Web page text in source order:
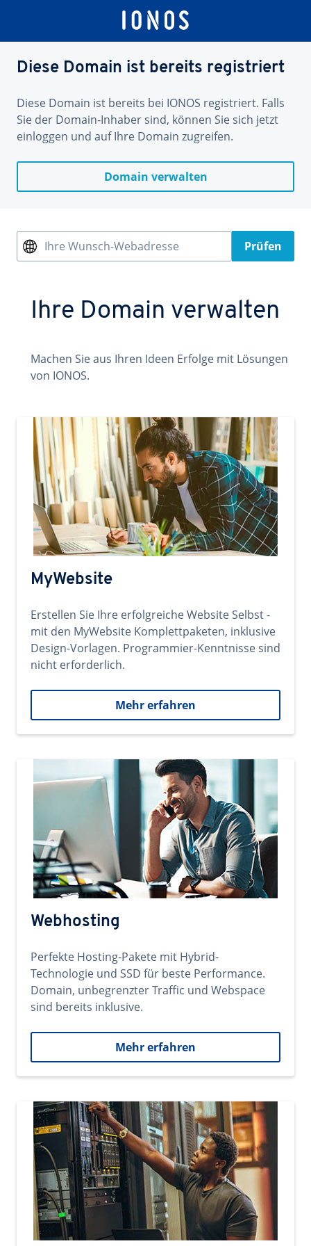
Diese Domain ist bereits registriert
Diese Domain ist bereits bei IONOS registriert. Falls
Sie der Domain-Inhaber sind, können Sie sich jetzt
einloggen und auf Ihre Domain zugreifen.
Domain verwalten
Ihre Wunsch-Webadresse Prüfen
Ihre Domain verwalten
Machen Sie aus Ihren Ideen Erfolge mit Lösungen
von IONOS.
MyWebsite
Erstellen Sie Ihre erfolgreiche Website Selbst -
mit den MyWebsite Komplettpaketen, inklusive
Design-Vorlagen. Programmier-Kenntnisse sind
nicht erforderlich.
Mehr erfahren
Webhosting
Perfekte Hosting-Pakete mit Hybrid-
Technologie und SSD für beste Performance.
Domain, unbegrenzter Traffic und Webspace
sind bereits inklusive.
Mehr erfahren